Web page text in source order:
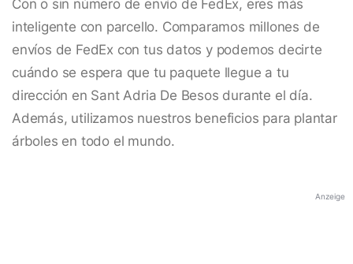
Con o sin número de envío de FedEx, eres más
inteligente con parcello. Comparamos millones de
envíos de FedEx con tus datos y podemos decirte
cuándo se espera que tu paquete llegue a tu
dirección en Sant Adria De Besos durante el día.
Además, utilizamos nuestros beneficios para plantar
árboles en todo el mundo.
Anzeige